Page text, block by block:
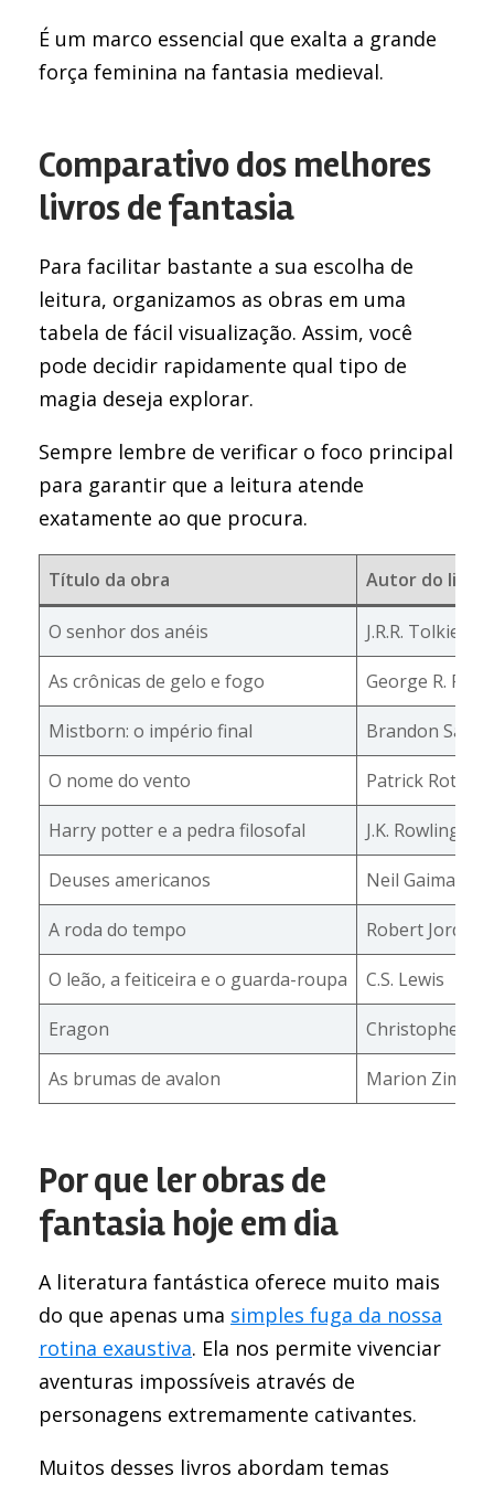
É um marco essencial que exalta a grande
força feminina na fantasia medieval.
Comparativo dos melhores
livros de fantasia
Para facilitar bastante a sua escolha de
leitura, organizamos as obras em uma
tabela de fácil visualização. Assim, você
pode decidir rapidamente qual tipo de
magia deseja explorar.
Sempre lembre de verificar o foco principal
para garantir que a leitura atende
exatamente ao que procura.
Título da obra Autor do livro
O senhor dos anéis J.R.R. Tolkien
As crônicas de gelo e fogo George R. R.
Mistborn: o império final Brandon
O nome do vento Patrick
Harry potter e a pedra filosofal J.K. Rowling
Deuses americanos Neil Gaiman
A roda do tempo Robert Jordan
O leão, a feiticeira e o guarda-roupa C.S. Lewis
Eragon Christopher
As brumas de avalon Marion
Por que ler obras de
fantasia hoje em dia
A literatura fantástica oferece muito mais
do que apenas uma simples fuga da nossa
rotina exaustiva. Ela nos permite vivenciar
aventuras impossíveis através de
personagens extremamente cativantes.
Muitos desses livros abordam temas